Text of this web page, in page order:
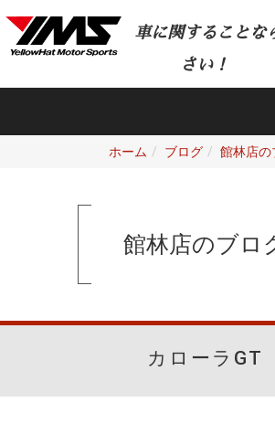
車に関することな
さい！
ホーム ブログ 館林店の
館林店のブロ
カローラGT